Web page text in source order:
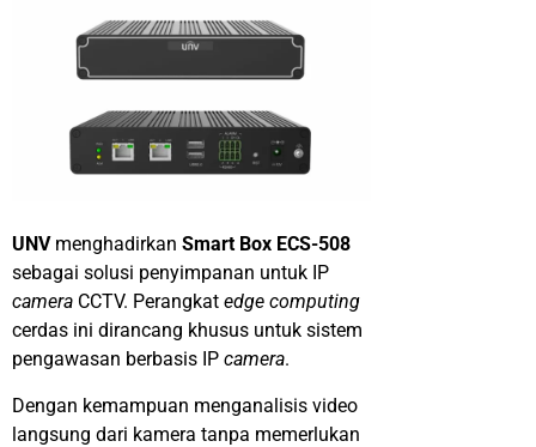
UNV menghadirkan Smart Box ECS-508
sebagai solusi penyimpanan untuk IP
camera CCTV. Perangkat edge computing
cerdas ini dirancang khusus untuk sistem
pengawasan berbasis IP camera.
Dengan kemampuan menganalisis video
langsung dari kamera tanpa memerlukan